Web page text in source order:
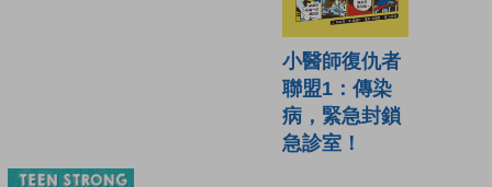
小醫師復仇者
聯盟1：傳染
病，緊急封鎖
急診室！